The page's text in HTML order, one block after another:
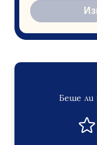
Беше ли